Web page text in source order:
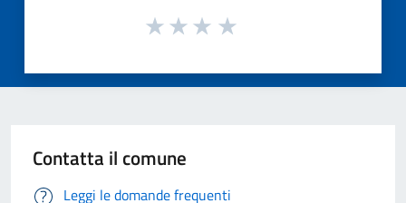
Contatta il comune
Leggi le domande frequenti